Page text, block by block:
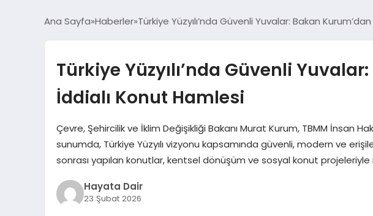
Ana Sayfa Haberler Türkiye Yüzyılı’nda Güvenli Yuvalar: Bakan
Türkiye Yüzyılı’nda Güvenli
İddialı Konut Hamlesi
Çevre, Şehircilik ve İklim Değişikliği Bakanı Murat Kurum, TBMM İnsan
sunumda, Türkiye Yüzyılı vizyonu kapsamında güvenli, modern ve
sonrası yapılan konutlar, kentsel dönüşüm ve sosyal konut projeleriyle
Hayata Dair
23 Şubat 2026